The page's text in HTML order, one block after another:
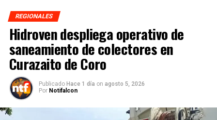
REGIONALES
Hidroven despliega operativo de
saneamiento de colectores en
Curazaito de Coro
Publicado Hace 1 día on agosto 5, 2026
Por Notifalcon